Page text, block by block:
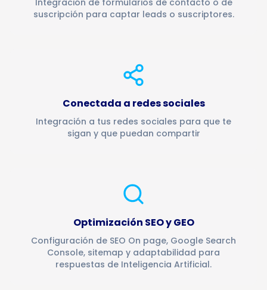
Integración de formularios de contacto o de
suscripción para captar leads o suscriptores.
Conectada a redes sociales
Integración a tus redes sociales para que te
sigan y que puedan compartir
Optimización SEO y GEO
Configuración de SEO On page, Google Search
Console, sitemap y adaptabilidad para
respuestas de Inteligencia Artificial.